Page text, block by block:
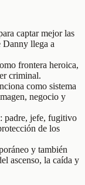
captar mejor las
Danny llega a
frontera heroica,
criminal.
como sistema
negocio y
padre, jefe, fugitivo
de los
y también
ascenso, la caída y